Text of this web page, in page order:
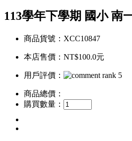
113學年下學期 國小 南
商品貨號：XCC10847
本店售價： NT$100.0元
用戶評價：
商品總價：
購買數量：